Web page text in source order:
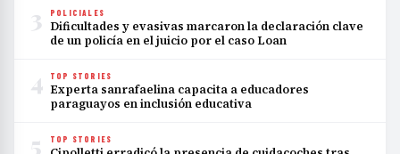
3 POLICIALES
Dificultades y evasivas marcaron la declaración clave
de un policía en el juicio por el caso Loan
4 TOP STORIES
Experta sanrafaelina capacita a educadores
paraguayos en inclusión educativa
5 TOP STORIES